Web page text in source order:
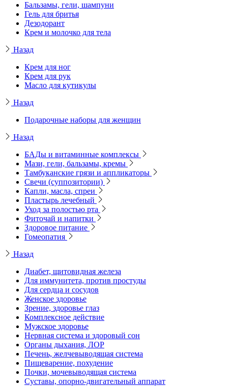
Бальзамы, гели, шампуни
Гель для бритья
Дезодорант
Крем и молочко для тела
Назад
Крем для ног
Крем для рук
Масло для кутикулы
Назад
Подарочные наборы для женщин
Назад
БАДы и витаминные комплексы
Мази, гели, бальзамы, кремы
Тамбуканские грязи и аппликаторы
Свечи (суппозитории)
Капли, масла, спреи
Пластырь лечебный
Уход за полостью рта
Фиточай и напитки
Здоровое питание
Гомеопатия
Назад
Диабет, щитовидная железа
Для иммунитета, против простуды
Для сердца и сосудов
Женское здоровье
Зрение, здоровье глаз
Комплексное действие
Мужское здоровье
Нервная система и здоровый сон
Органы дыхания, ЛОР
Печень, желчевыводящая система
Пищеварение, похудение
Почки, мочевыводящая система
Суставы, опорно-двигательный аппарат